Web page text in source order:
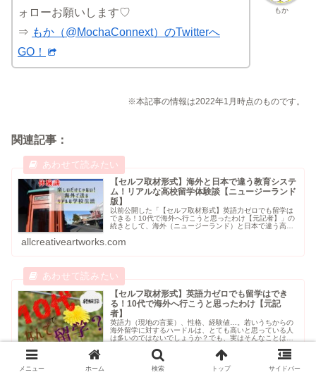
もか
ォローお願いします♡
⇒ もか（@MochaConnext）のTwitterへ
GO！
※本記事の情報は2022年1月時点のものです。
関連記事：
【セルフ取材形式】海外と日本で違う教育システ
ム！リアルな高校留学体験談【ニュージーランド
版】
以前公開した「【セルフ取材形式】英語力ゼロでも留学は
できる！10代で海外へ行こうと思ったわけ【元記者】」の
続きとして、海外（ニュージーランド）と日本で違う高校
の筆者（@MochaConne...
allcreativeartworks.com
【セルフ取材形式】英語力ゼロでも留学はでき
る！10代で海外へ行こうと思ったわけ【元記
者】
英語力（現地の言葉）、性格、経験値…。若いうちからの
海外留学に対するハードルは、とても高いと思っている人
は多いのではないでしょうか？でも、実はそんなことはな
だけなら簡単なこと。今回は、元記...
allcreativeartworks.com
メニュー ホーム 検索 トップ サイドバー